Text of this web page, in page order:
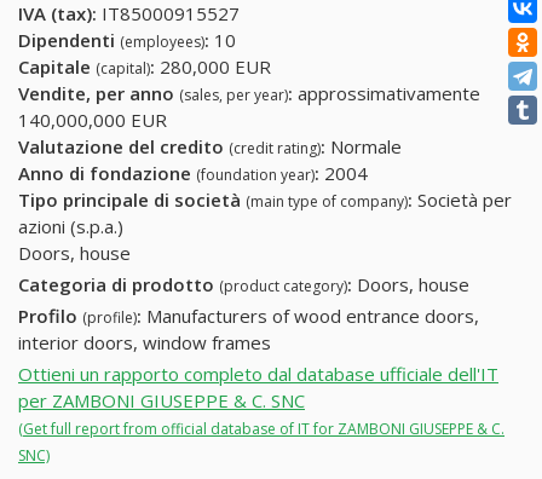
IVA (tax): IT85000915527
Dipendenti (employees): 10
Capitale (capital): 280,000 EUR
Vendite, per anno (sales, per year): approssimativamente
140,000,000 EUR
Valutazione del credito (credit rating): Normale
Anno di fondazione (foundation year): 2004
Tipo principale di società (main type of company): Società per
azioni (s.p.a.)
Doors, house
Categoria di prodotto (product category): Doors, house
Profilo (profile): Manufacturers of wood entrance doors,
interior doors, window frames
Ottieni un rapporto completo dal database ufficiale dell'IT
per ZAMBONI GIUSEPPE & C. SNC
(Get full report from official database of IT for ZAMBONI GIUSEPPE & C.
SNC)